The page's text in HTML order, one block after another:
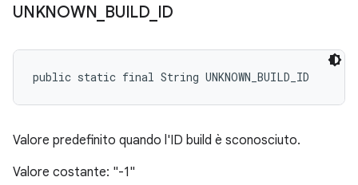
UNKNOWN BUILD_ ID
public static final String UNKNOWN_BUILD_ID
Valore predefinito quando l'ID build è sconosciuto.
Valore costante: "-1"